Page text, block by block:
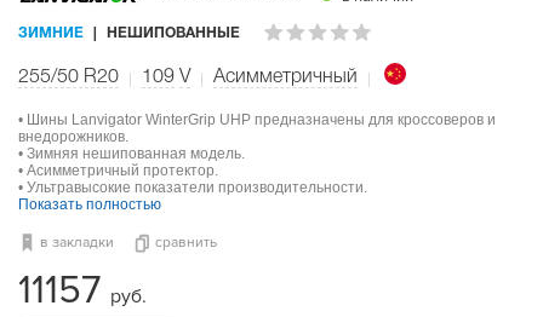
ЗИМНИЕ НЕШИПОВАННЫЕ
255/50 R20 109 V Асимметричный
• Шины Lanvigator WinterGrip UHP предназначены для кроссоверов и
внедорожников.
• Зимняя нешипованная модель.
• Асимметричный протектор.
• Ультравысокие показатели производительности.
Показать полностью
в закладки сравнить
11157 руб.